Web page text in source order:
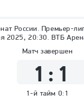
России. Премьер-
2025, 20:30. ВТБ
Матч завершен
1 : 1
1-й тайм 0:1